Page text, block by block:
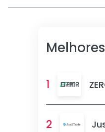
1
2